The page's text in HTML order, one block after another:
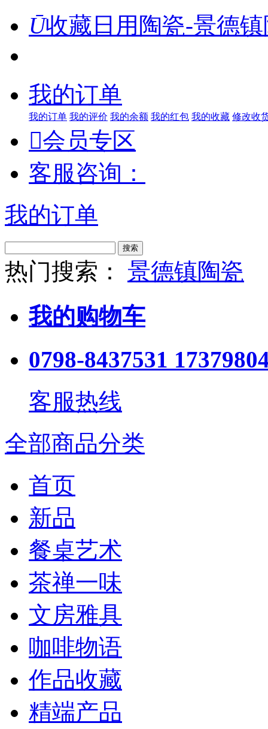
Ū收藏日用陶瓷-景德
我的订单
我的订单 我的评价 我的余额 我的红包 我的收藏 修改收
会员专区
客服咨询：
我的订单
搜索
热门搜索：
景德镇陶瓷
我的购物车
0798-8437531
客服热线
全部商品分类
首页
新品
餐桌艺术
茶禅一味
文房雅具
咖啡物语
作品收藏
精端产品